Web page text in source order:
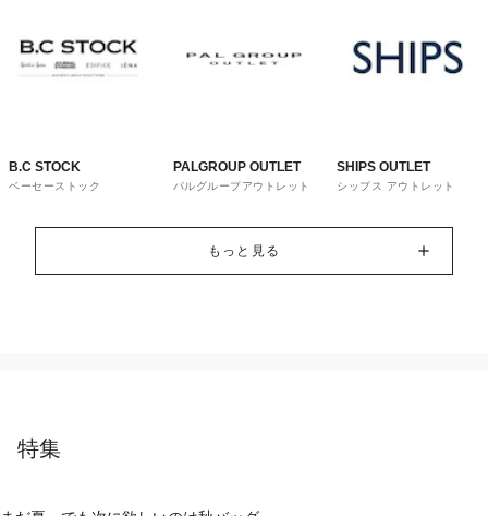
B.C STOCK
ベーセーストック
PALGROUP OUTLET
パルグループアウトレット
SHIPS OUTLET
シップス アウトレット
もっと見る
特集